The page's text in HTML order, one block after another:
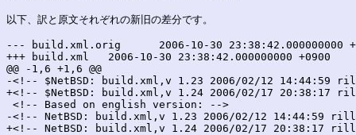
以下、訳と原文それぞれの新旧の差分です。
--- build.xml.orig	2006-10-30 23:38:42.000000000 +0900
+++ build.xml	2006-10-30 23:38:42.000000000 +0900
@@ -1,6 +1,6 @@
-<!-- $NetBSD: build.xml,v 1.23 2006/02/12 14:44:59
+<!-- $NetBSD: build.xml,v 1.24 2006/02/17 20:38:17
<!-- Based on english version: -->
-<!-- NetBSD: build.xml,v 1.23 2006/02/12 14:44:59
+<!-- NetBSD: build.xml,v 1.24 2006/02/17 20:38:17